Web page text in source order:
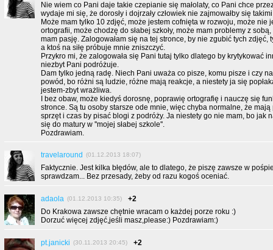
Nie wiem co Pani daje takie czepianie się małolaty, co Pani chce
wydaje mi się, że dorosły i dojrzały człowiek nie zajmowałby się
Może mam tylko 10 zdjęć, może jestem cofnięta w rozwoju, może nie
ortografii, może chodzę do słabej szkoły, może mam problemy z
mam pasję. Zalogowałam się na tej stronce, by nie zgubić tych zdjęć,
a ktoś na siłę próbuje mnie zniszczyć.
Przykro mi, że zalogowała się Pani tutaj tylko dlatego by krytykować
niezbyt Pani podróżuje.
Dam tylko jedną radę. Niech Pani uważa co pisze, komu pisze i czy
powód, bo różni są ludzie, różne mają reakcje, a niestety ja się
jestem-zbyt wrażliwa.
I bez obaw, może kiedyś dorosnę, poprawię ortografię i nauczę się
stronce. Są tu osoby starsze ode mnie, więc chyba normalne, że
sprzęt i czas by pisać blogi z podróży. Ja niestety go nie mam, bo jak
się do matury w ''mojej słabej szkole''.
Pozdrawiam.
travelaround (01.12.2013 18:07)
Faktycznie. Jest kilka błędów, ale to dlatego, że piszę zawsze w
sprawdzam... Bez przesady, żeby od razu kogoś oceniać.
adaola (01.12.2013 10:35)
+2
Do Krakowa zawsze chętnie wracam o każdej porze roku :)
Dorzuć więcej zdjęć,jeśli masz,please:) Pozdrawiam:)
pt.janicki (30.11.2013 20:45)
+2